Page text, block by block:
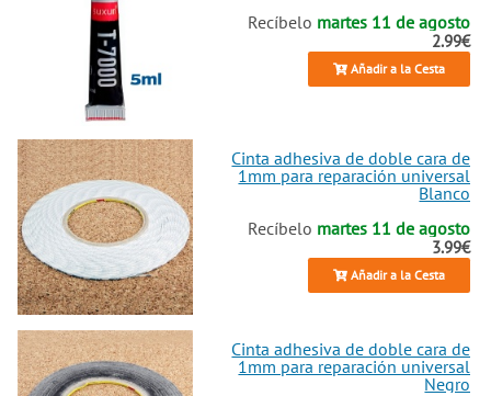
Recíbelo martes 11 de agosto
2.99€
Añadir a la Cesta
Cinta adhesiva de doble cara de
1mm para reparación universal
Blanco
Recíbelo martes 11 de agosto
3.99€
Añadir a la Cesta
Cinta adhesiva de doble cara de
1mm para reparación universal
Negro